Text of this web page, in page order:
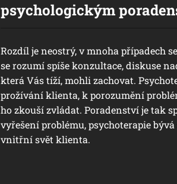
psychologickým
Rozdíl je neostrý, v mnoha případech
se rozumí spíše konzultace, diskuse
která Vás tíží, mohli zachovat.
prožívání klienta, k porozumění
ho zkouší zvládat. Poradenství je tak
vyřešení problému, psychoterapie
vnitřní svět klienta.